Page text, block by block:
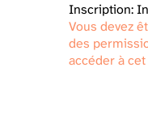
Inscription:
Vous devez
des
accéder à